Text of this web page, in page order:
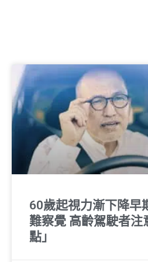
60歲起視力漸下降早
難察覺 高齡駕駛者注
點」